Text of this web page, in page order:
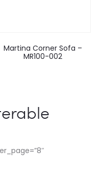
Martina Corner Sofa –
MR100-002